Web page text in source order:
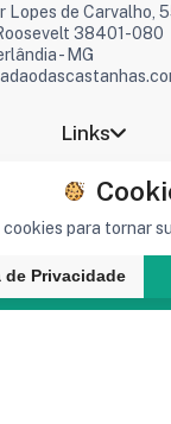
Lopes de Carvalho,
38401-080
- MG
Links
Contatos
Atacadão das
cookies para tornar
de Privacidade